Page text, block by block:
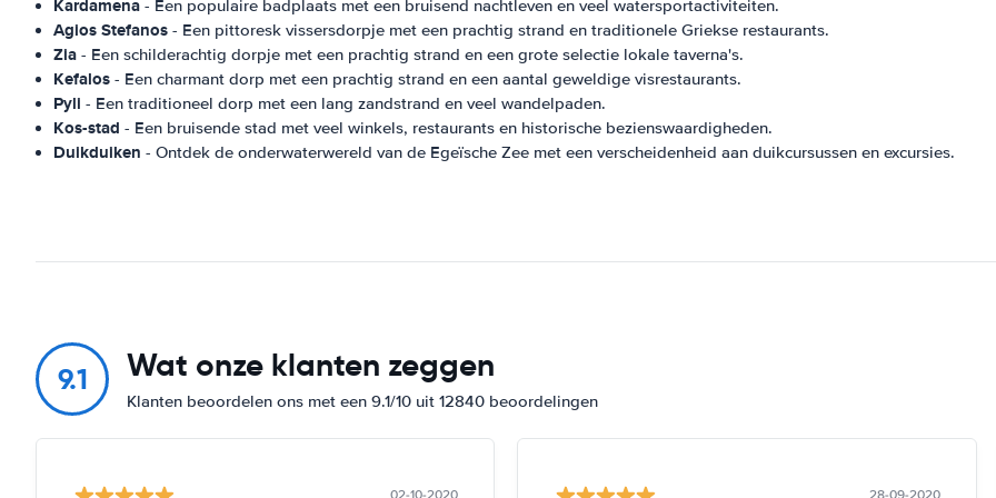
Kardamena - Een populaire badplaats met een bruisend nachtleven en veel watersportactiviteiten.
Agios Stefanos - Een pittoresk vissersdorpje met een prachtig strand en traditionele Griekse restaurants.
Zia - Een schilderachtig dorpje met een prachtig strand en een grote selectie lokale taverna's.
Kefalos - Een charmant dorp met een prachtig strand en een aantal geweldige visrestaurants.
Pyli - Een traditioneel dorp met een lang zandstrand en veel wandelpaden.
Kos-stad - Een bruisende stad met veel winkels, restaurants en historische bezienswaardigheden.
Duikduiken - Ontdek de onderwaterwereld van de Egeïsche Zee met een verscheidenheid aan duikcursussen en excursies.
9.1 Wat onze klanten zeggen
Klanten beoordelen ons met een 9.1/10 uit 12840 beoordelingen